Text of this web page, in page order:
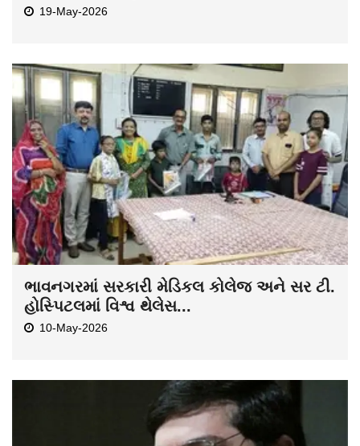
19-May-2026
ભાવનગરમાં સરકારી મેડિકલ કોલેજ અને સર ટી.
હોસ્પિટલમાં વિશ્વ થેલેસ...
10-May-2026